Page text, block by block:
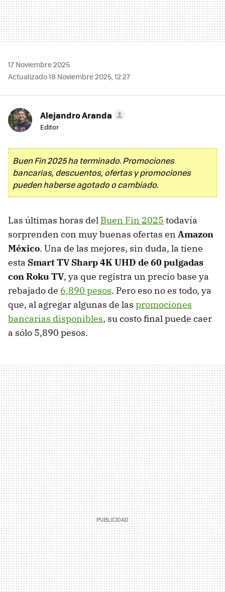
17 Noviembre 2025
Actualizado 18 Noviembre 2025, 12:27
Alejandro Aranda
Editor
Buen Fin 2025 ha terminado. Promociones
bancarias, descuentos, ofertas y promociones
pueden haberse agotado o cambiado.
Las últimas horas del Buen Fin 2025 todavía
sorprenden con muy buenas ofertas en Amazon
México. Una de las mejores, sin duda, la tiene
esta Smart TV Sharp 4K UHD de 60 pulgadas
con Roku TV, ya que registra un precio base ya
rebajado de 6,890 pesos. Pero eso no es todo, ya
que, al agregar algunas de las promociones
bancarias disponibles, su costo final puede caer
a sólo 5,890 pesos.